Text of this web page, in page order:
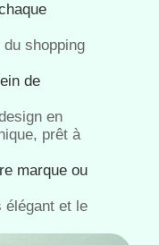
shopping
de
en
prêt à
marque ou
élégant et le